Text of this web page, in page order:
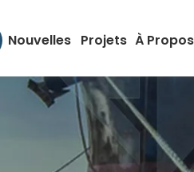
Nouvelles Projets À